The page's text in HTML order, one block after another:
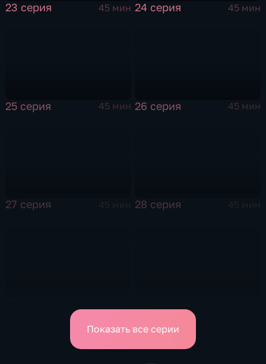
23 серия 45 мин 24 серия 45 мин
25 серия 45 мин 26 серия 45 мин
27 серия 45 мин 28 серия 45 мин
Показать все серии